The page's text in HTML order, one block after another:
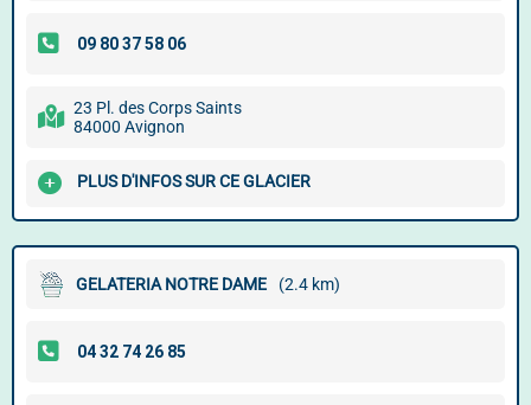
23 Pl. des Corps Saints
84000 Avignon
PLUS D'INFOS SUR CE GLACIER
GELATERIA NOTRE DAME (2.4 km)